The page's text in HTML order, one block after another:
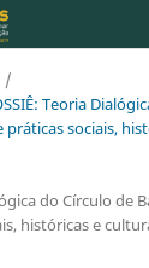
/
Teoria
sociais,
do Círculo de
históricas e